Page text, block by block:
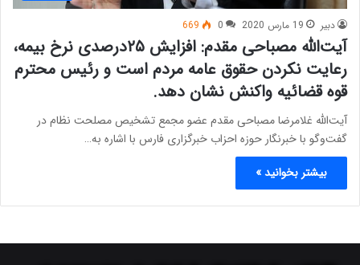
دبیر 19 مارس 2020 0
669
آیت‌الله مصباحی مقدم: افزایش ۲۵درصدی نرخ بیمه،
رعایت نکردن حقوق عامه مردم است و رئیس محترم
قوه قضائیه واکنش نشان دهد.
آیت‌الله غلامرضا مصباحی مقدم عضو مجمع تشخیص مصلحت نظام در
گفت‌وگو با خبرنگار حوزه احزاب خبرگزاری فارس با اشاره به…
بیشتر بخوانید »